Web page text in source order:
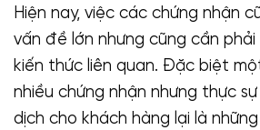
Hiện nay, việc các chứng nhận
vấn đề lớn nhưng cũng cần
kiến thức liên quan. Đặc biệt
nhiều chứng nhận nhưng thực
dịch cho khách hàng lại là